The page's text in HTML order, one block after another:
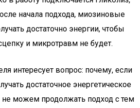
начала подхода, миозиновые
достаточно энергии, чтобы
и микротравм не будет.
интересует вопрос: почему, если
достаточное энергетическое
можем продолжать подход с тем